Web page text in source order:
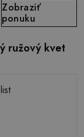
Zobraziť
ponuku
ružový kvet